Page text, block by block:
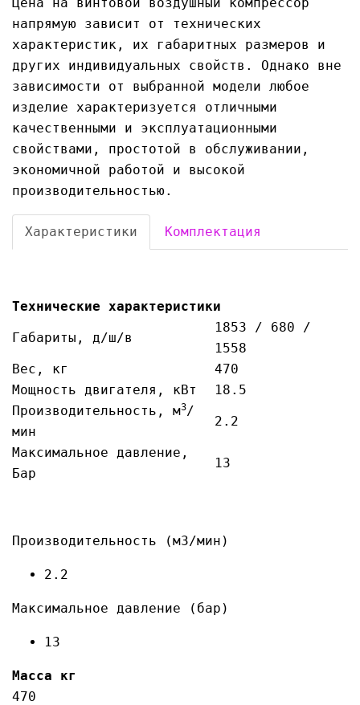
напрямую зависит от технических
характеристик, их габаритных размеров и
других индивидуальных свойств. Однако вне
зависимости от выбранной модели любое
изделие характеризуется отличными
качественными и эксплуатационными
свойствами, простотой в обслуживании,
экономичной работой и высокой
производительностью.
Характеристики Комплектация
Технические характеристики
Габариты, д/ш/в
1853 / 680 /
1558
Вес, кг
470
Мощность двигателя, кВт
18.5
Производительность, м3/
мин
2.2
Максимальное давление,
Бар
13
Производительность (м3/мин)
2.2
Максимальное давление (бар)
13
Масса кг
470